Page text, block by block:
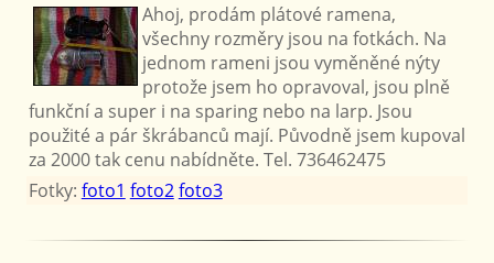
Ahoj, prodám plátové ramena,
všechny rozměry jsou na fotkách. Na
jednom rameni jsou vyměněné nýty
protože jsem ho opravoval, jsou plně
funkční a super i na sparing nebo na larp. Jsou
použité a pár škrábanců mají. Původně jsem kupoval
za 2000 tak cenu nabídněte. Tel. 736462475
Fotky: foto1 foto2foto3